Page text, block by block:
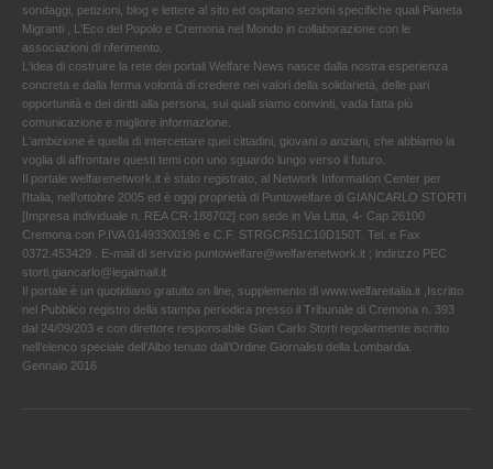
sondaggi, petizioni, blog e lettere al sito ed ospitano sezioni specifiche quali Pianeta
Migranti , L'Eco del Popolo e Cremona nel Mondo in collaborazione con le
associazioni di riferimento.
L'idea di costruire la rete dei portali Welfare News nasce dalla nostra esperienza
concreta e dalla ferma volontà di credere nei valori della solidarietà, delle pari
opportunità e dei diritti alla persona, sui quali siamo convinti, vada fatta più
comunicazione e migliore informazione.
L'ambizione è quella di intercettare quei cittadini, giovani o anziani, che abbiamo la
voglia di affrontare questi temi con uno sguardo lungo verso il futuro.
Il portale welfarenetwork.it è stato registrato, al Network Information Center per
l'Italia, nell’ottobre 2005 ed è oggi proprietà di Puntowelfare di GIANCARLO STORTI
[Impresa individuale n. REA CR-188702] con sede in Via Litta, 4- Cap 26100
Cremona con P.IVA 01493300196 e C.F. STRGCR51C10D150T. Tel. e Fax
0372.453429 . E-mail di servizio puntowelfare@welfarenetwork.it ; indirizzo PEC
storti.giancarlo@legalmail.it
Il portale è un quotidiano gratuito on line, supplemento di www.welfareitalia.it ,Iscritto
nel Pubblico registro della stampa periodica presso il Tribunale di Cremona n. 393
dal 24/09/203 e con direttore responsabile Gian Carlo Storti regolarmente iscritto
nell’elenco speciale dell’Albo tenuto dall’Ordine Giornalisti della Lombardia.
Gennaio 2016